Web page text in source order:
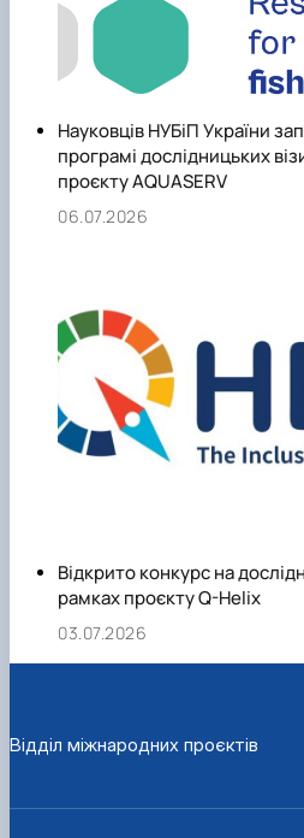
Науковців НУБіП України
програмі дослідницьких
проєкту AQUASERV
06.07.2026
Відкрито конкурс на
рамках проєкту Q-Helix
03.07.2026
Відділ міжнародних проєктів